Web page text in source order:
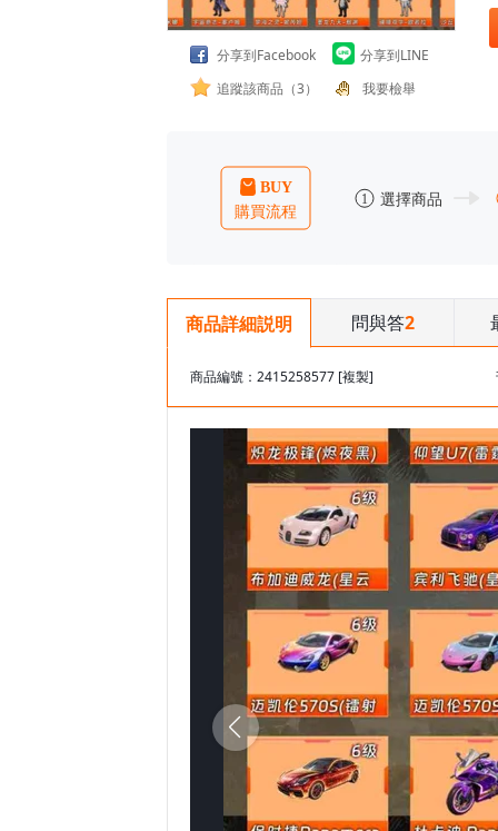
分享到Facebook
分享到LINE
追蹤該商品（3）
我要檢舉
商品詳細説明 問與答2
商品編號：2415258577 [複製]